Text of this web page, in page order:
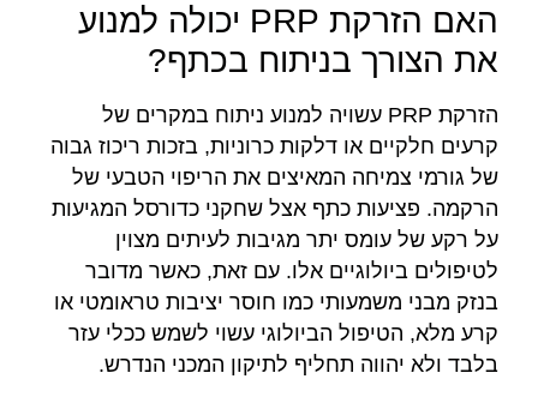
האם הזרקת PRP יכולה למנוע
את הצורך בניתוח בכתף?
הזרקת PRP עשויה למנוע ניתוח במקרים של
קרעים חלקיים או דלקות כרוניות, בזכות ריכוז גבוה
של גורמי צמיחה המאיצים את הריפוי הטבעי של
הרקמה. פציעות כתף אצל שחקני כדורסל המגיעות
על רקע של עומס יתר מגיבות לעיתים מצוין
לטיפולים ביולוגיים אלו. עם זאת, כאשר מדובר
בנזק מבני משמעותי כמו חוסר יציבות טראומטי או
קרע מלא, הטיפול הביולוגי עשוי לשמש ככלי עזר
בלבד ולא יהווה תחליף לתיקון המכני הנדרש.